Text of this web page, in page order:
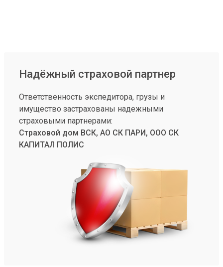
Надёжный страховой партнер
Ответственность экспедитора, грузы и
имущество застрахованы надежными
страховыми партнерами:
Страховой дом ВСК, АО СК ПАРИ, ООО СК
КАПИТАЛ ПОЛИС